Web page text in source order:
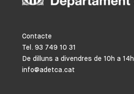
Contacte
Tel. 93 749 10 31
De dilluns a divendres de 10h a 14h
info@adetca.cat